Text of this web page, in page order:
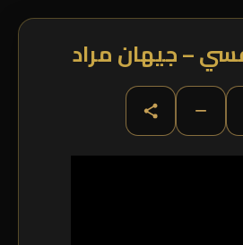
– جيهان مراد
−